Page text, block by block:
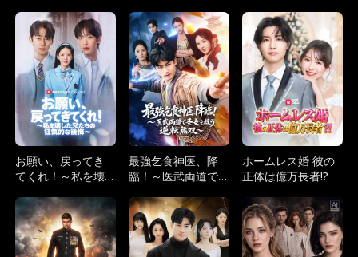
双
お願い、戻ってき
てくれ！～私を壊
的な後悔～
最強乞食神医、降
臨！～医武両道で
双～
ホームレス婚 彼の
正体は億万長者!?